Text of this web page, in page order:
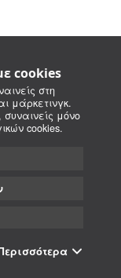
cookies
στη
μάρκετινγκ.
μόνο
cookies.